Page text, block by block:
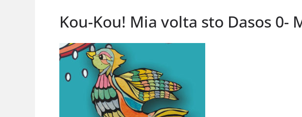
Kou-Kou! Mia volta sto Dasos 0-